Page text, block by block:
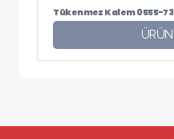
Tükenmez Kalem 0555-
ÜRÜN